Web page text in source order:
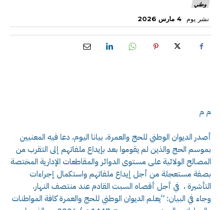
وطني
نشر يوم 4 مارس 2026
م م
أصدر الديوان الوطني للحج والعمرة، بيانا اليوم، دعا فيه المعنيين
بموسم الحج والذين لم يقوموا بعد بإيداع ملفاتهم إلى التقرب من
المصالح الولائية على مستوى الدوائر والمقاطعات الإدارية المختصة
بصفة مستعجلة من أجل إيداع ملفاتهم واستكمال إجراءات
التأشيرة ، في أجل أقصاه السبت القادم عند منتصف النهار.
وجاء في البيان: “يعلم الديوان الوطني للحج والعمرة كافة المواطنات